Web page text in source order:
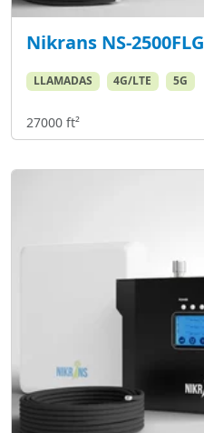
Nikrans NS-2500FLG
LLAMADAS 4G/LTE 5G
27000 ft²